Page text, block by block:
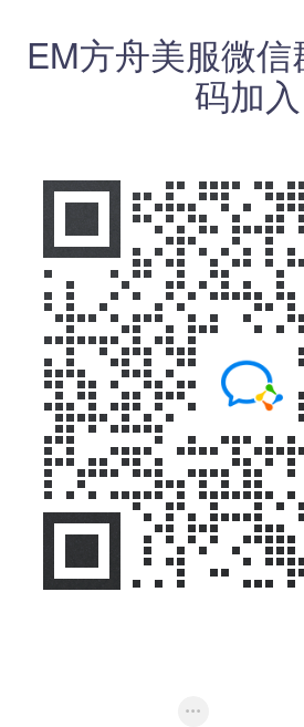
EM方舟美服微
码加入
